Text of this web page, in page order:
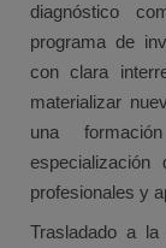
diagnóstico
programa de
con clara
materializar
una
profesionales y
Trasladado a